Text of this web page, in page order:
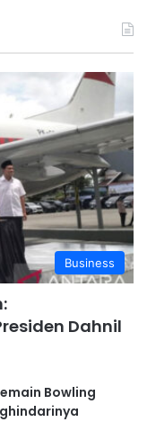
Business
Dahnil
Bowling